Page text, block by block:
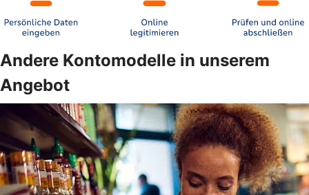
Andere Kontomodelle in unserem
Angebot